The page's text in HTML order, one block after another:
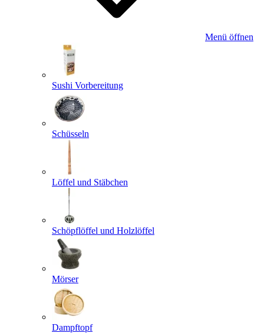
Menü öffnen
Sushi Vorbereitung
Schüsseln
Löffel und Stäbchen
Schöpflöffel und Holzlöffel
Mörser
Dampftopf